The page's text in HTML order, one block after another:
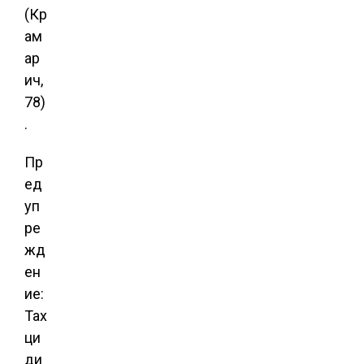
(Кр
ам
ар
ич,
78)
.
Пр
ед
уп
ре
жд
ен
ие:
Тах
ци
ди